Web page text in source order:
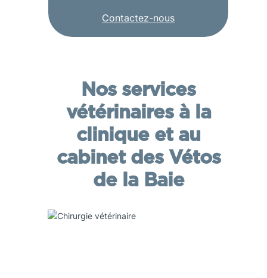
Contactez-nous
Nos services
vétérinaires à la
clinique et au
cabinet des Vétos
de la Baie